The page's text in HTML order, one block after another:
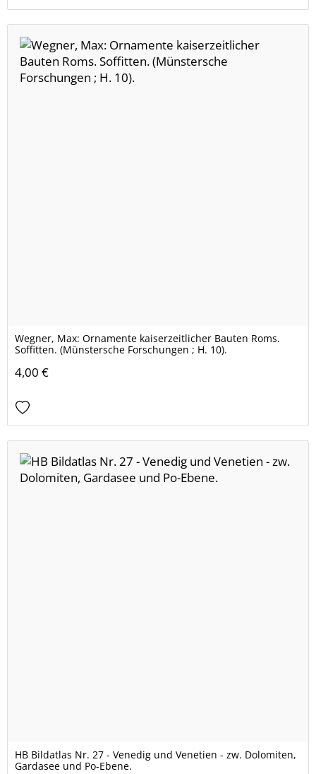
Wegner, Max: Ornamente kaiserzeitlicher Bauten Roms.
Soffitten. (Münstersche Forschungen ; H. 10).
4,00 €
HB Bildatlas Nr. 27 - Venedig und Venetien - zw. Dolomiten,
Gardasee und Po-Ebene.